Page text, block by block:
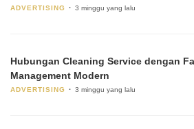
ADVERTISING 3 minggu yang lalu
Hubungan Cleaning Service dengan
Management Modern
ADVERTISING 3 minggu yang lalu